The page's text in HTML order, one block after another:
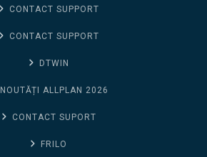
CONTACT SUPPORT
CONTACT SUPPORT
DTWIN
NOUTĂȚI ALLPLAN 2026
CONTACT SUPORT
FRILO